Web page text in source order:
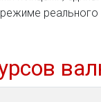
реального